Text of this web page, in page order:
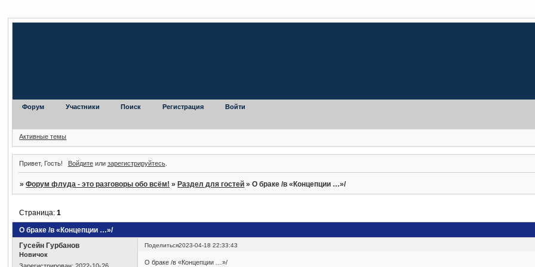
Форум Участники Поиск Регистрация Войти
Активные темы
Привет, Гость! Войдитеили зарегистрируйтесь.
»Форум флуда - это разговоры обо всём! »Раздел для гостей »О браке /в «Концепции …»/
О браке /в «Концепции …»/
Страница:1
Поделиться2023-04-18 22:33:43
Гусейн Гурбанов
Новичок
О браке /в «Концепции …»/